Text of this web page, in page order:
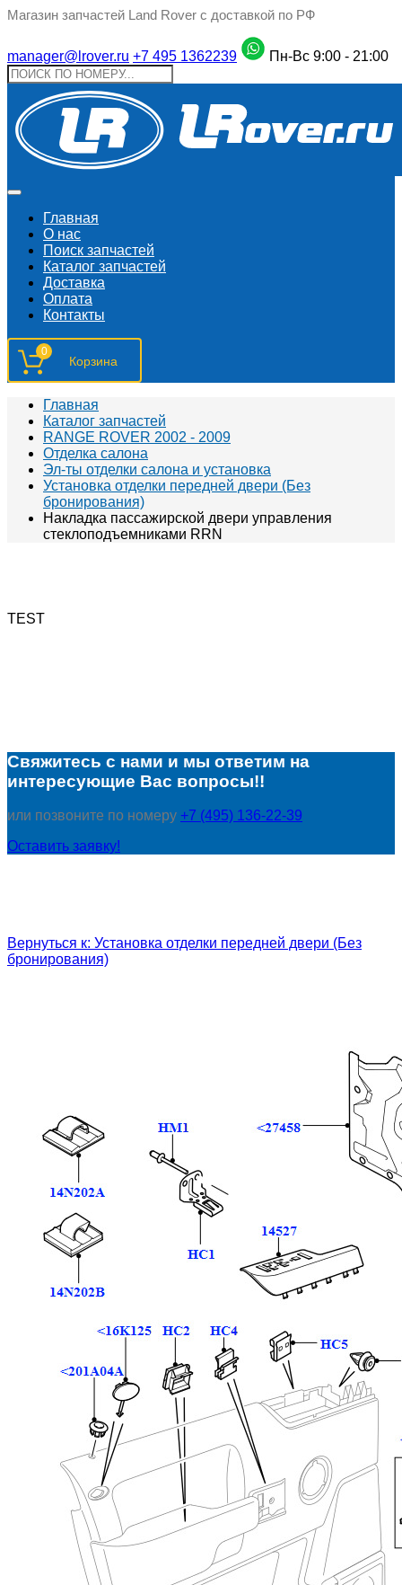
Магазин запчастей Land Rover с доставкой по РФ
manager@lrover.ru +7 495 1362239 Пн-Вс 9:00 - 21:00
Главная
О нас
Поиск запчастeй
Каталог запчастей
Доставка
Оплата
Контакты
0
Главная
Каталог запчастей
RANGE ROVER 2002 - 2009
Отделка салона
Эл-ты отделки салона и установка
Установка отделки передней двери (Без
бронирования)
Накладка пассажирской двери управления
стеклоподъемниками RRN
TEST
Свяжитесь с нами и мы ответим на
интересующие Вас вопросы!!
или позвоните по номеру +7 (495) 136-22-39
Оставить заявку!
Вернуться к: Установка отделки передней двери (Без
бронирования)